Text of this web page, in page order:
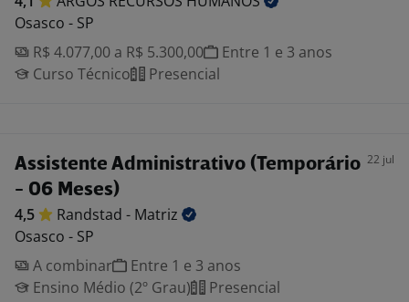
Osasco - SP
R$ 4.077,00 a R$ 5.300,00
Entre 1 e 3 anos
Curso Técnico
Presencial
Assistente Administrativo (Temporário
- 06 Meses)
22 jul
4,5 Randstad - Matriz
Osasco - SP
A combinar
Entre 1 e 3 anos
Ensino Médio (2º Grau)
Presencial